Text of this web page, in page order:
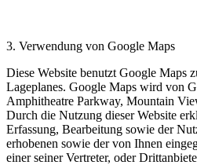
3. Verwendung von Google Maps
Diese Website benutzt Google Maps
Lageplanes. Google Maps wird von
Amphitheatre Parkway, Mountain
Durch die Nutzung dieser Website
Erfassung, Bearbeitung sowie der
erhobenen sowie der von Ihnen
einer seiner Vertreter, oder